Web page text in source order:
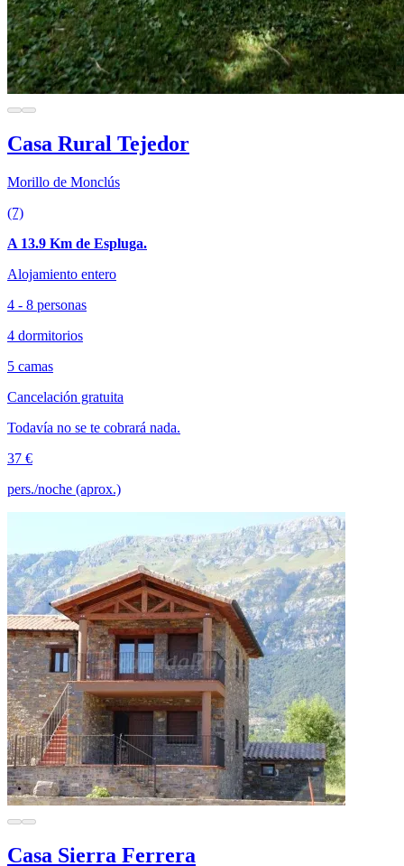
Casa Rural Tejedor
Morillo de Monclús
(7)
A 13.9 Km de Espluga.
Alojamiento entero
4 - 8 personas
4 dormitorios
5 camas
Cancelación gratuita
Todavía no se te cobrará nada.
37 €
pers./noche (aprox.)
Casa Sierra Ferrera